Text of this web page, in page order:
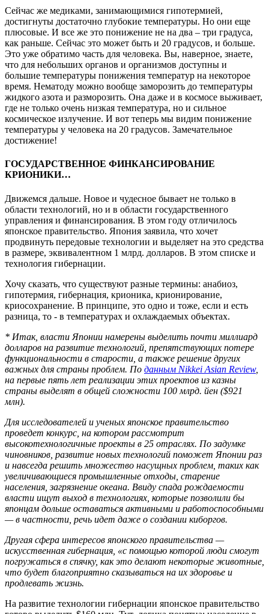
Сейчас же медиками, занимающимися гипотермией,
достигнуты достаточно глубокие температуры. Но они еще
плюсовые. И все же это понижение не на два – три градуса,
как раньше. Сейчас это может быть и 20 градусов, и больше.
Это уже обратимо часть для человека. Вы, наверное, знаете,
что для небольших органов и организмов доступны и
большие температуры понижения температур на некоторое
время. Нематоду можно вообще заморозить до температуры
жидкого азота и разморозить. Она даже и в космосе выживает,
где не только очень низкая температура, но и сильное
космическое излучение. И вот теперь мы видим понижение
температуры у человека на 20 градусов. Замечательное
достижение!
ГОСУДАРСТВЕННОЕ ФИНКАНСИРОВАНИЕ
КРИОНИКИ…
Движемся дальше. Новое и чудесное бывает не только в
области технологий, но и в области государственного
управления и финансирования. В этом году отличилось
японское правительство. Япония заявила, что хочет
продвинуть передовые технологии и выделяет на это средства
в размере, эквивалентном 1 млрд. долларов. В этом списке и
технология гибернации.
Хочу сказать, что существуют разные термины: анабиоз,
гипотермия, гибернация, крионика, крионирование,
криосохранение. В принципе, это одно и тоже, если и есть
разница, то - в температурах и охлаждаемых объектах.
* Итак, власти Японии намерены выделить почти миллиард
долларов на развитие технологий, препятствующих потере
функциональности в старости, а также решение других
важных для страны проблем. По данным Nikkei Asian Review,
на первые пять лет реализации этих проектов из казны
страны выделят в общей сложности 100 млрд. йен ($921
млн).
Для исследователей и ученых японское правительство
проведет конкурс, на котором рассмотрит
высокотехнологичные проекты в 25 отраслях. По задумке
чиновников, развитие новых технологий поможет Японии раз
и навсегда решить множество насущных проблем, таких как
увеличивающиеся промышленные отходы, старение
населения, загрязнение океана. Ввиду спада рождаемости
власти ищут выход в технологиях, которые позволили бы
японцам дольше оставаться активными и работоспособными
— в частности, речь идет даже о создании киборгов.
Другая сфера интересов японского правительства —
искусственная гибернация, «с помощью которой люди смогут
погружаться в спячку, как это делают некоторые животные,
что будет благоприятно сказываться на их здоровье и
продлевать жизнь.
На развитие технологии гибернации японское правительство